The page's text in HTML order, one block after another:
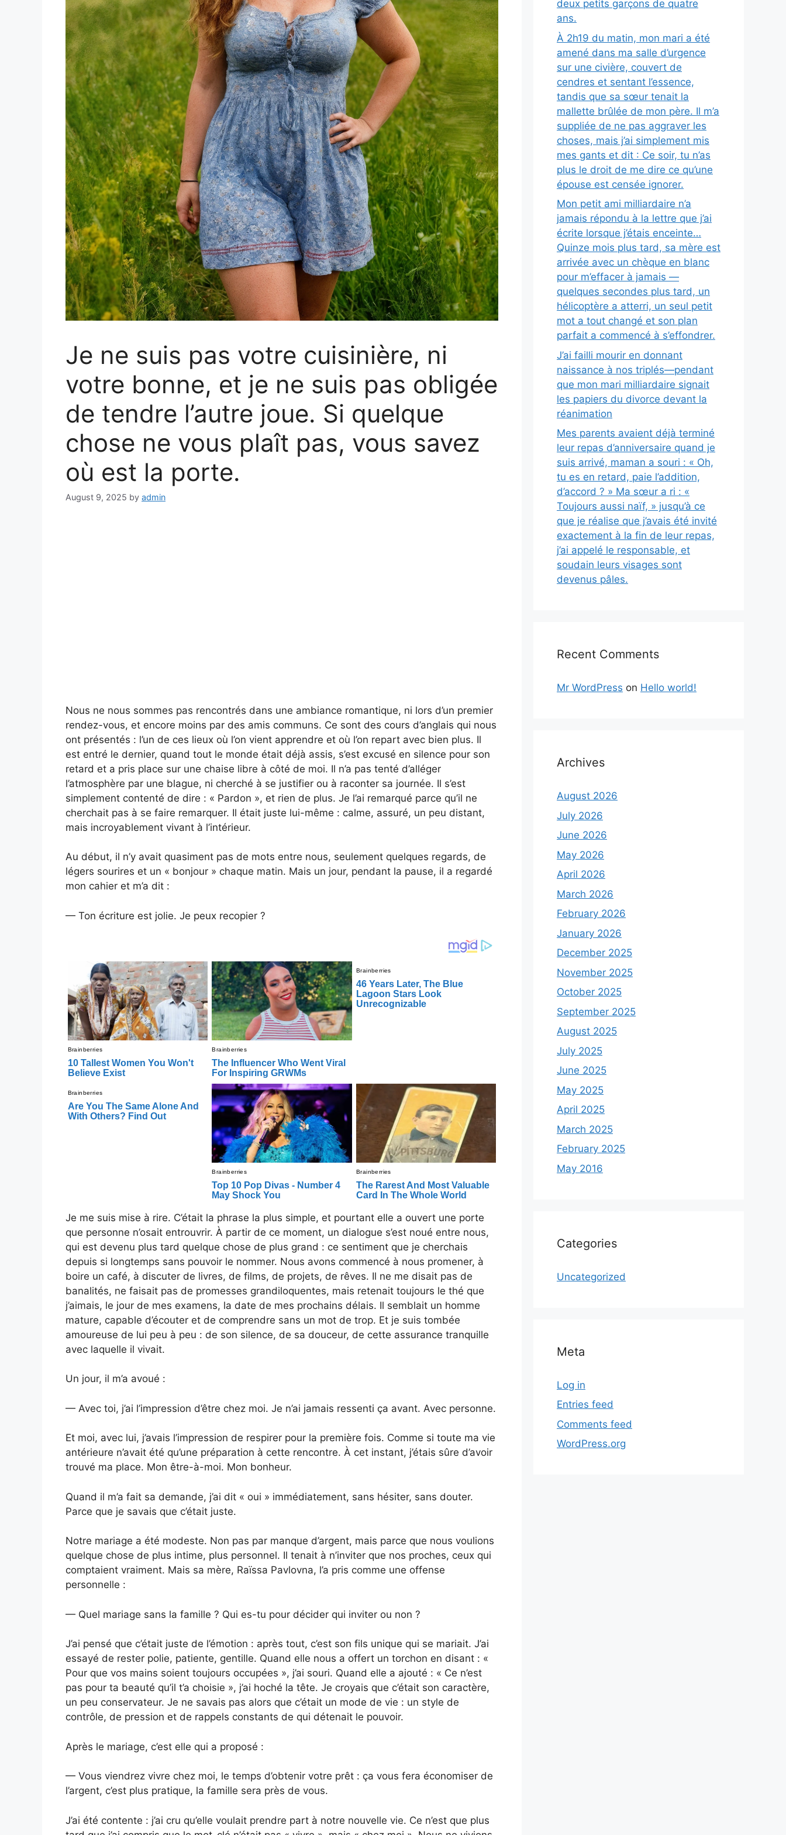
Je ne suis pas votre cuisinière, ni
votre bonne, et je ne suis pas obligée
de tendre l’autre joue. Si quelque
chose ne vous plaît pas, vous savez
où est la porte.
August 9, 2025 by admin
Nous ne nous sommes pas rencontrés dans une ambiance romantique, ni lors d’un premier
rendez-vous, et encore moins par des amis communs. Ce sont des cours d’anglais qui nous
ont présentés : l’un de ces lieux où l’on vient apprendre et où l’on repart avec bien plus. Il
est entré le dernier, quand tout le monde était déjà assis, s’est excusé en silence pour son
retard et a pris place sur une chaise libre à côté de moi. Il n’a pas tenté d’alléger
l’atmosphère par une blague, ni cherché à se justifier ou à raconter sa journée. Il s’est
simplement contenté de dire : « Pardon », et rien de plus. Je l’ai remarqué parce qu’il ne
cherchait pas à se faire remarquer. Il était juste lui-même : calme, assuré, un peu distant,
mais incroyablement vivant à l’intérieur.
Au début, il n’y avait quasiment pas de mots entre nous, seulement quelques regards, de
légers sourires et un « bonjour » chaque matin. Mais un jour, pendant la pause, il a regardé
mon cahier et m’a dit :
— Ton écriture est jolie. Je peux recopier ?
Je me suis mise à rire. C’était la phrase la plus simple, et pourtant elle a ouvert une porte
que personne n’osait entrouvrir. À partir de ce moment, un dialogue s’est noué entre nous,
qui est devenu plus tard quelque chose de plus grand : ce sentiment que je cherchais
depuis si longtemps sans pouvoir le nommer. Nous avons commencé à nous promener, à
boire un café, à discuter de livres, de films, de projets, de rêves. Il ne me disait pas de
banalités, ne faisait pas de promesses grandiloquentes, mais retenait toujours le thé que
j’aimais, le jour de mes examens, la date de mes prochains délais. Il semblait un homme
mature, capable d’écouter et de comprendre sans un mot de trop. Et je suis tombée
amoureuse de lui peu à peu : de son silence, de sa douceur, de cette assurance tranquille
avec laquelle il vivait.
Un jour, il m’a avoué :
— Avec toi, j’ai l’impression d’être chez moi. Je n’ai jamais ressenti ça avant. Avec personne.
Et moi, avec lui, j’avais l’impression de respirer pour la première fois. Comme si toute ma vie
antérieure n’avait été qu’une préparation à cette rencontre. À cet instant, j’étais sûre d’avoir
trouvé ma place. Mon être-à-moi. Mon bonheur.
Quand il m’a fait sa demande, j’ai dit « oui » immédiatement, sans hésiter, sans douter.
Parce que je savais que c’était juste.
Notre mariage a été modeste. Non pas par manque d’argent, mais parce que nous voulions
quelque chose de plus intime, plus personnel. Il tenait à n’inviter que nos proches, ceux qui
comptaient vraiment. Mais sa mère, Raïssa Pavlovna, l’a pris comme une offense
personnelle :
— Quel mariage sans la famille ? Qui es-tu pour décider qui inviter ou non ?
J’ai pensé que c’était juste de l’émotion : après tout, c’est son fils unique qui se mariait. J’ai
essayé de rester polie, patiente, gentille. Quand elle nous a offert un torchon en disant : «
Pour que vos mains soient toujours occupées », j’ai souri. Quand elle a ajouté : « Ce n’est
pas pour ta beauté qu’il t’a choisie », j’ai hoché la tête. Je croyais que c’était son caractère,
un peu conservateur. Je ne savais pas alors que c’était un mode de vie : un style de
contrôle, de pression et de rappels constants de qui détenait le pouvoir.
Après le mariage, c’est elle qui a proposé :
— Vous viendrez vivre chez moi, le temps d’obtenir votre prêt : ça vous fera économiser de
l’argent, c’est plus pratique, la famille sera près de vous.
J’ai été contente : j’ai cru qu’elle voulait prendre part à notre nouvelle vie. Ce n’est que plus
deux petits garçons de quatre
ans.
À 2h19 du matin, mon mari a été
amené dans ma salle d’urgence
sur une civière, couvert de
cendres et sentant l’essence,
tandis que sa sœur tenait la
mallette brûlée de mon père. Il m’a
suppliée de ne pas aggraver les
choses, mais j’ai simplement mis
mes gants et dit : Ce soir, tu n’as
plus le droit de me dire ce qu’une
épouse est censée ignorer.
Mon petit ami milliardaire n’a
jamais répondu à la lettre que j’ai
écrite lorsque j’étais enceinte…
Quinze mois plus tard, sa mère est
arrivée avec un chèque en blanc
pour m’effacer à jamais —
quelques secondes plus tard, un
hélicoptère a atterri, un seul petit
mot a tout changé et son plan
parfait a commencé à s’effondrer.
J’ai failli mourir en donnant
naissance à nos triplés—pendant
que mon mari milliardaire signait
les papiers du divorce devant la
réanimation
Mes parents avaient déjà terminé
leur repas d’anniversaire quand je
suis arrivé, maman a souri : « Oh,
tu es en retard, paie l’addition,
d’accord ? » Ma sœur a ri : «
Toujours aussi naïf, » jusqu’à ce
que je réalise que j’avais été invité
exactement à la fin de leur repas,
j’ai appelé le responsable, et
soudain leurs visages sont
devenus pâles.
Recent Comments
Mr WordPress on Hello world!
Archives
August 2026
July 2026
June 2026
May 2026
April 2026
March 2026
February 2026
January 2026
December 2025
November 2025
October 2025
September 2025
August 2025
July 2025
June 2025
May 2025
April 2025
March 2025
February 2025
May 2016
Categories
Uncategorized
Meta
Log in
Entries feed
Comments feed
WordPress.org